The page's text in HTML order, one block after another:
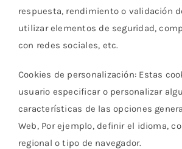
respuesta, rendimiento o validación
utilizar elementos de seguridad,
con redes sociales, etc.
Cookies de personalización: Estas
usuario especificar o personalizar
características de las opciones
Web, Por ejemplo, definir el idioma,
regional o tipo de navegador.